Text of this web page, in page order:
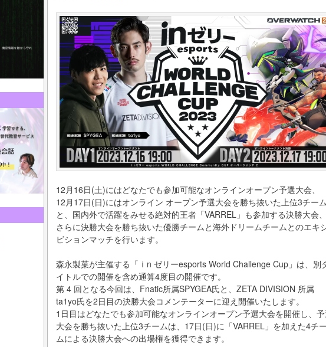
12⽉16⽇(⼟)にはどなたでも参加可能なオンラインオープン予選⼤会、
12⽉17⽇(⽇)にはオンライン オープン予選⼤会を勝ち抜いた上位3チー
と、国内外で活躍をみせる絶対的王者「VARREL」も参加する決勝⼤会
さらに決勝⼤会を勝ち抜いた優勝チームと海外ドリームチームとのエキ
ビションマッチを⾏います。
森永製菓が主催する「ｉn ゼリーesports World Challenge Cup」は、別
イトルでの開催を含め通算4度⽬の開催です。
第 4 回となる今回は、Fnatic所属SPYGEA⽒と、ZETA DIVISION 所属
ta1yo⽒を2⽇⽬の決勝⼤会コメンテーターに迎え開催いたします。
1⽇⽬はどなたでも参加可能なオンラインオープン予選⼤会を開催し、
⼤会を勝ち抜いた上位3チームは、17⽇(⽇)に「VARREL」を加えた4チ
ムによる決勝⼤会への出場権を獲得できます。